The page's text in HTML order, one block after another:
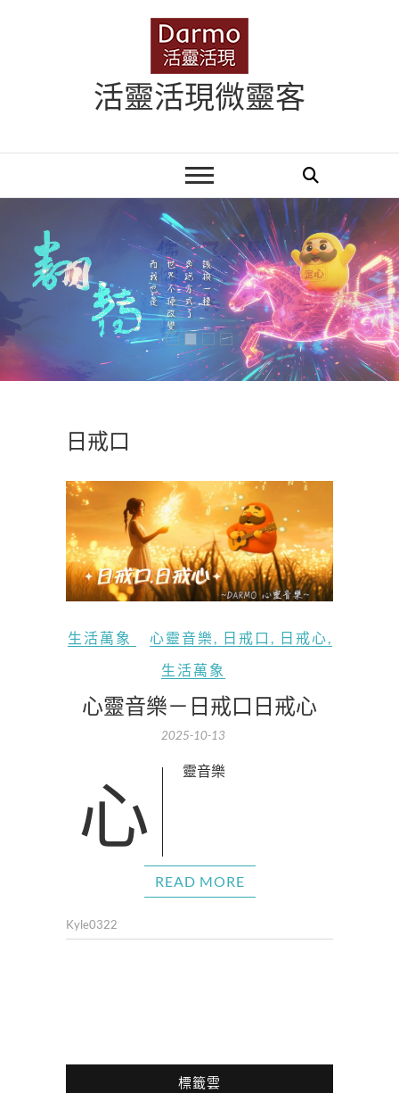
活靈活現微靈客
日戒口
生活萬象 心靈音樂 日戒口 日戒心
生活萬象
心靈音樂－日戒口日戒心
2025-10-13
心靈音樂
READ MORE
Kyle0322
標籤雲